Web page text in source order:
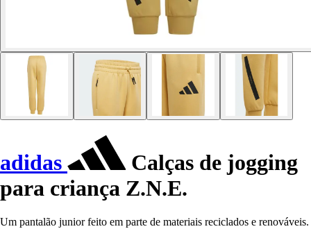
adidas
Calças de jogging
para criança Z.N.E.
Um pantalão junior feito em parte de materiais reciclados e renováveis.